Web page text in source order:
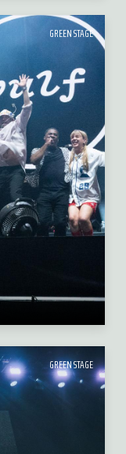
GREEN STAGE
GREEN STAGE